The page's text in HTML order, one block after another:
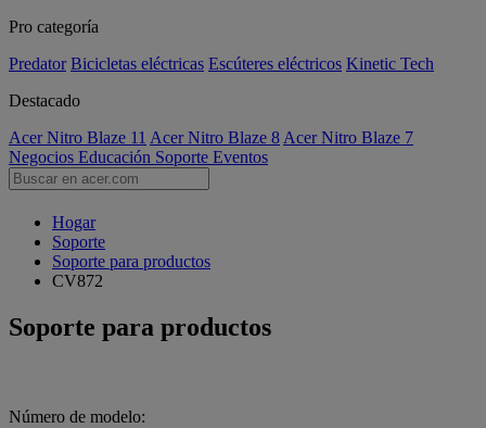
Pro categoría
Predator Bicicletas eléctricas Escúteres eléctricos Kinetic Tech
Destacado
Acer Nitro Blaze 11 Acer Nitro Blaze 8 Acer Nitro Blaze 7
Negocios Educación Soporte Eventos
Hogar
Soporte
Soporte para productos
CV872
Soporte para productos
Número de modelo: